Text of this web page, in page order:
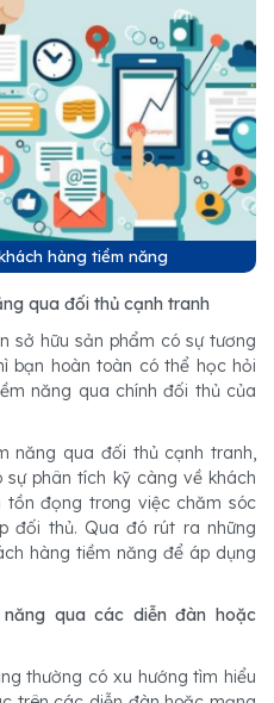
hàng tiềm năng
qua đối thủ cạnh tranh
sở hữu sản phẩm có sự tương
bạn hoàn toàn có thể học hỏi
năng qua chính đối thủ của
năng qua đối thủ cạnh tranh,
phân tích kỹ càng về khách
đọng trong việc chăm sóc
đối thủ. Qua đó rút ra những
hàng tiềm năng để áp dụng
qua các diễn đàn hoặc
thường có xu hướng tìm hiểu